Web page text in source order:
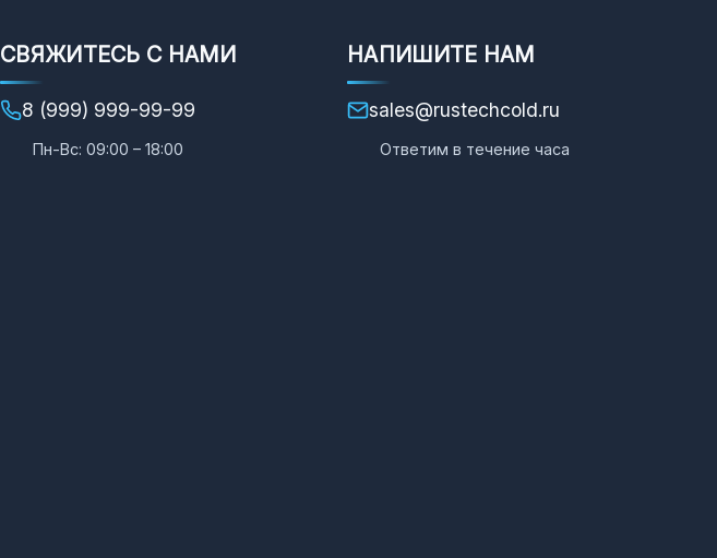
СВЯЖИТЕСЬ С НАМИ
8 (999) 999-99-99
Пн-Вс: 09:00 – 18:00
НАПИШИТЕ НАМ
sales@rustechcold.ru
Ответим в течение часа